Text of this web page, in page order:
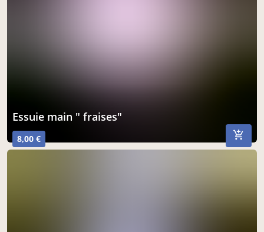
essuie main " fraises"
8,00 €